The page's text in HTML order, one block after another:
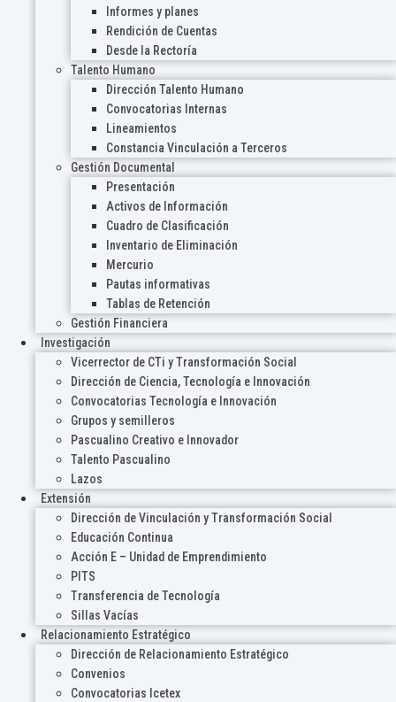
Informes y planes
Rendición de Cuentas
Desde la Rectoría
Talento Humano
Dirección Talento Humano
Convocatorias Internas
Lineamientos
Constancia Vinculación a Terceros
Gestión Documental
Presentación
Activos de Información
Cuadro de Clasificación
Inventario de Eliminación
Mercurio
Pautas informativas
Tablas de Retención
Gestión Financiera
Investigación
Vicerrector de CTi y Transformación Social
Dirección de Ciencia, Tecnología e Innovación
Convocatorias Tecnología e Innovación
Grupos y semilleros
Pascualino Creativo e Innovador
Talento Pascualino
Lazos
Extensión
Dirección de Vinculación y Transformación Social
Educación Continua
Acción E – Unidad de Emprendimiento
PITS
Transferencia de Tecnología
Sillas Vacías
Relacionamiento Estratégico
Dirección de Relacionamiento Estratégico
Convenios
Convocatorias Icetex